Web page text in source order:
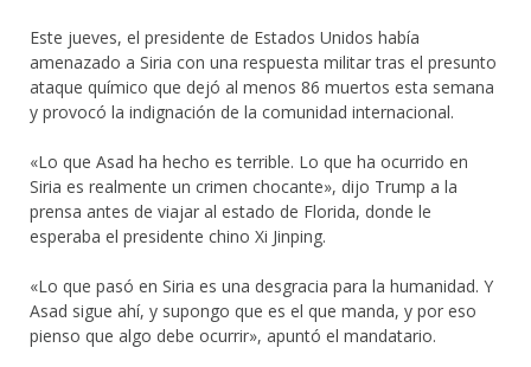
Este jueves, el presidente de Estados Unidos había
amenazado a Siria con una respuesta militar tras el presunto
ataque químico que dejó al menos 86 muertos esta semana
y provocó la indignación de la comunidad internacional.
«Lo que Asad ha hecho es terrible. Lo que ha ocurrido en
Siria es realmente un crimen chocante», dijo Trump a la
prensa antes de viajar al estado de Florida, donde le
esperaba el presidente chino Xi Jinping.
«Lo que pasó en Siria es una desgracia para la humanidad. Y
Asad sigue ahí, y supongo que es el que manda, y por eso
pienso que algo debe ocurrir», apuntó el mandatario.